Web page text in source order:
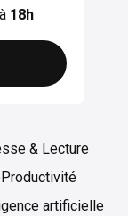
18h
& Lecture
Productivité
artificielle